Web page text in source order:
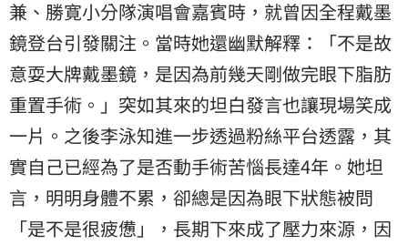
兼、勝寛小分隊演唱會嘉賓時，就曾因全程戴墨
鏡登台引發關注。當時她還幽默解釋：「不是故
意耍大牌戴墨鏡，是因為前幾天剛做完眼下脂肪
重置手術。」突如其來的坦白發言也讓現場笑成
一片。之後李泳知進一步透過粉絲平台透露，其
實自己已經為了是否動手術苦惱長達4年。她坦
言，明明身體不累，卻總是因為眼下狀態被問
「是不是很疲憊」，長期下來成了壓力來源，因